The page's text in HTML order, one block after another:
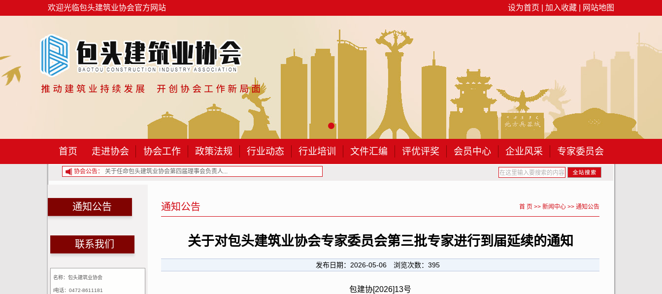
欢迎光临包头建筑业协会官方网站 设为首页 加入收藏 网站地图
首页 走进协会 协会工作 政策法规 行业动态 行业培训 文件汇编 评优评奖 会员中心 企业风采 专家委员会
协会公告：
建筑业协会第二届监事名单的通... 关于任命包头建筑业协会第四届理事会负责人... 关于开展2026年包头市建筑工程专业职称...
通知公告
联系我们
名称：包头建筑业协会
l电话：0472-8611181
通知公告 首 页 >> 新闻中心 >> 通知公告
关于对包头建筑业协会专家委员会第三批专家进行到届延续的通知
发布日期： 2026-05-06 浏览次数： 395
包建协[2026]13号